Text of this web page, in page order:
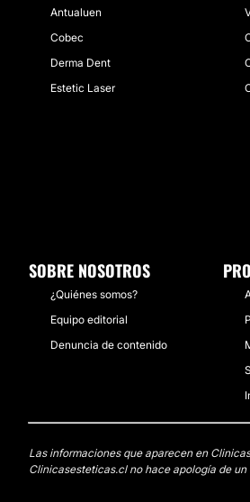
Antualuen
Cobec
Derma Dent
Estetic Laser
SOBRE NOSOTROS
¿Quiénes somos?
Equipo editorial
Denuncia de contenido
Las informaciones que aparecen en
Clinicasesteticas.cl no hace apología de